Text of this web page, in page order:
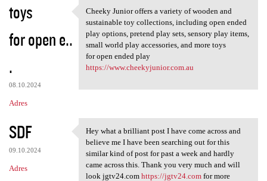
toys
for open e..
.
08.10.2024
Adres
Cheeky Junior offers a
Cheeky Junior offers a variety of wooden and
sustainable toy collections, including open ended
play options, pretend play sets, sensory play items,
small world play accessories, and more toys
for open ended play
https://www.cheekyjunior.com.au
SDF
09.10.2024
Adres
Hey what a brilliant post I
Hey what a brilliant post I have come across and
believe me I have been searching out for this
similar kind of post for past a week and hardly
came across this. Thank you very much and will
look jgtv24.com https://jgtv24.comfor more